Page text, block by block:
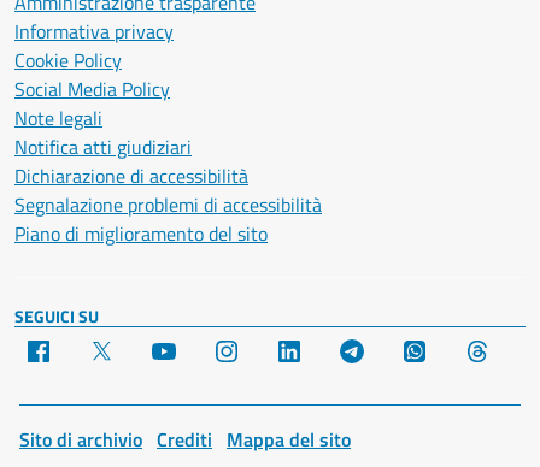
Informativa privacy
Cookie Policy
Social Media Policy
Note legali
Notifica atti giudiziari
Dichiarazione di accessibilità
Segnalazione problemi di accessibilità
Piano di miglioramento del sito
SEGUICI SU
Facebook YouTube Instagram LinkedIn Telegram WhatsApp
Sito di archivio Crediti Mappa del sito